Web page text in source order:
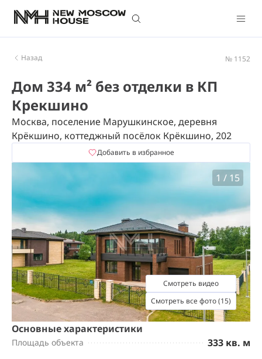
Назад № 1152
Дом 334 м² без отделки в КП
Крекшино
Москва, поселение Марушкинское, деревня
Крёкшино, коттеджный посёлок Крёкшино, 202
Добавить в избранное
1 / 15
Смотреть видео
Смотреть все фото (15)
Основные характеристики
Площадь объекта 333 кв. м